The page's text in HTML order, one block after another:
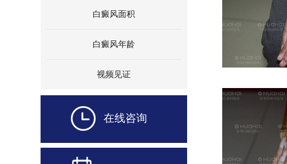
白癜风面积
白癜风年龄
视频见证
在线咨询